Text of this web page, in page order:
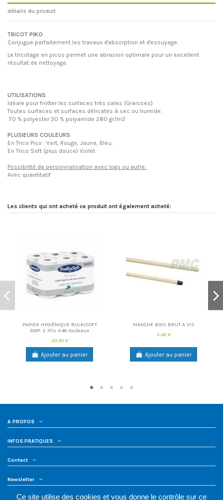
détails du produit
TRICOT PIKO
Conjugue parfaitement les travaux d'absorption et d'essuyage.
Le tricotage en picos permet une abrasion optimale pour un excellent
résultat de nettoyage.
UTILISATIONS
Idéale pour frotter les surfaces très sales (Graisses)
Toutes surfaces et surfaces délicates à sec ou humide.
70 % polyester 30 % polyamide 280 gr/m2
PLUSIEURS COULEURS
En Trico Pico : Vert, Rouge, Jaune, Bleu.
En Trico Soft (plus douce) Violet
Possibilité de personnalisation avec logo ou autre.
Avec quantitatif
Les clients qui ont acheté ce produit ont également acheté:
PAPIER HYGIÉNIQUE BULKISOFT
300F 2 Plis X48 rouleaux
49,90 €
Ajouter au panier
MANCHE BOIS BRUT A VIS
3,48 €
Ajouter au panier
A PROPOS
INFOS PRATIQUES
Contact
Newsletter
Ce site utilise des cookies et vous donne le contrôle sur ce